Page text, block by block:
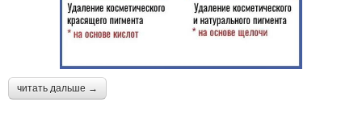
читать дальше →